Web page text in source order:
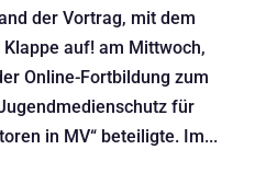
der Vortrag, mit dem
auf! am Mittwoch,
Online-Fortbildung zum
für
in MV“ beteiligte. Im...